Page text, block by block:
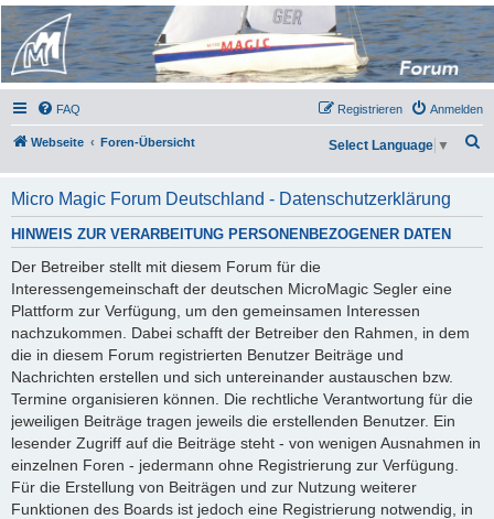
Micro Magic Forum
Deutschland
FAQ Anmelden
Registrieren
Webseite Foren-Übersicht
h
e
Select Language ▼
Micro Magic Forum Deutschland - Datenschutzerklärung
HINWEIS ZUR VERARBEITUNG PERSONENBEZOGENER DATEN
Der Betreiber stellt mit diesem Forum für die
Interessengemeinschaft der deutschen MicroMagic Segler eine
Plattform zur Verfügung, um den gemeinsamen Interessen
nachzukommen. Dabei schafft der Betreiber den Rahmen, in dem
die in diesem Forum registrierten Benutzer Beiträge und
Nachrichten erstellen und sich untereinander austauschen bzw.
Termine organisieren können. Die rechtliche Verantwortung für die
jeweiligen Beiträge tragen jeweils die erstellenden Benutzer. Ein
lesender Zugriff auf die Beiträge steht - von wenigen Ausnahmen in
einzelnen Foren - jedermann ohne Registrierung zur Verfügung.
Für die Erstellung von Beiträgen und zur Nutzung weiterer
Funktionen des Boards ist jedoch eine Registrierung notwendig, in